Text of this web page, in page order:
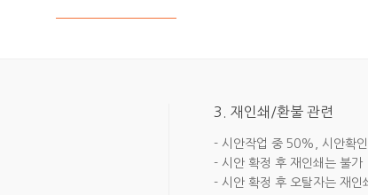
3. 재인쇄/환불 관련
- 시안작업 중 50%, 시안확
- 시안 확정 후 재인쇄는 불가
- 시안 확정 후 오탈자는 재인